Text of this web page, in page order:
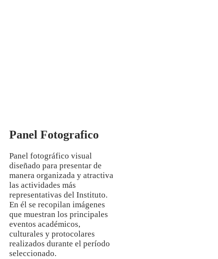
Panel Fotografico
Panel fotográfico visual
diseñado para presentar de
manera organizada y atractiva
las actividades más
representativas del Instituto.
En él se recopilan imágenes
que muestran los principales
eventos académicos,
culturales y protocolares
realizados durante el período
seleccionado.